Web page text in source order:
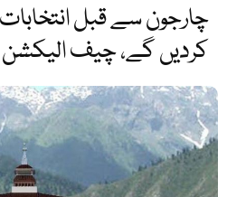
چارجون سے قبل
کردیں گے، چیف